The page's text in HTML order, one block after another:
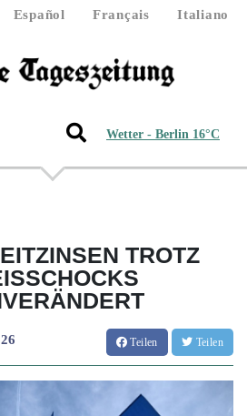
Español Français
Italiano
Wetter - Berlin 16°C
TROTZ
Teilen Teilen